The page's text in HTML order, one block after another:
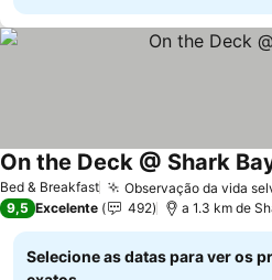
Bed & Breakfast Observação da vida
On the Deck @ Shark
9,5 Excelente 492 a 1.3 km de
Selecione as datas para ver os